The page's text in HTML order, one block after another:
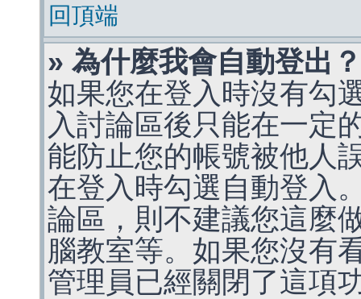
回頂端
» 為什麼我會自動登出？
如果您在登入時沒有勾
入討論區後只能在一定
能防止您的帳號被他人
在登入時勾選自動登入
論區，則不建議您這麼
腦教室等。如果您沒有
管理員已經關閉了這項